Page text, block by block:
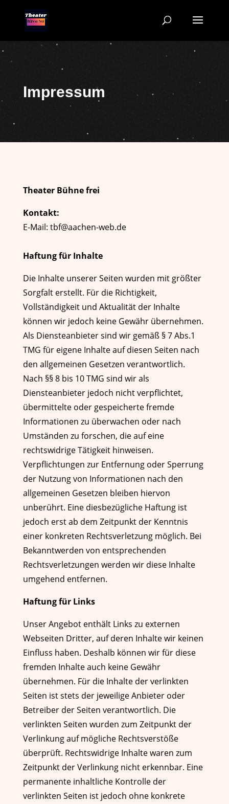
Impressum
Theater Bühne frei
Kontakt:
E-Mail: tbf@aachen-web.de
Haftung für Inhalte
Die Inhalte unserer Seiten wurden mit größter
Sorgfalt erstellt. Für die Richtigkeit,
Vollständigkeit und Aktualität der Inhalte
können wir jedoch keine Gewähr übernehmen.
Als Diensteanbieter sind wir gemäß § 7 Abs.1
TMG für eigene Inhalte auf diesen Seiten nach
den allgemeinen Gesetzen verantwortlich.
Nach §§ 8 bis 10 TMG sind wir als
Diensteanbieter jedoch nicht verpflichtet,
übermittelte oder gespeicherte fremde
Informationen zu überwachen oder nach
Umständen zu forschen, die auf eine
rechtswidrige Tätigkeit hinweisen.
Verpflichtungen zur Entfernung oder Sperrung
der Nutzung von Informationen nach den
allgemeinen Gesetzen bleiben hiervon
unberührt. Eine diesbezügliche Haftung ist
jedoch erst ab dem Zeitpunkt der Kenntnis
einer konkreten Rechtsverletzung möglich. Bei
Bekanntwerden von entsprechenden
Rechtsverletzungen werden wir diese Inhalte
umgehend entfernen.
Haftung für Links
Unser Angebot enthält Links zu externen
Webseiten Dritter, auf deren Inhalte wir keinen
Einfluss haben. Deshalb können wir für diese
fremden Inhalte auch keine Gewähr
übernehmen. Für die Inhalte der verlinkten
Seiten ist stets der jeweilige Anbieter oder
Betreiber der Seiten verantwortlich. Die
verlinkten Seiten wurden zum Zeitpunkt der
Verlinkung auf mögliche Rechtsverstöße
überprüft. Rechtswidrige Inhalte waren zum
Zeitpunkt der Verlinkung nicht erkennbar. Eine
permanente inhaltliche Kontrolle der
verlinkten Seiten ist jedoch ohne konkrete